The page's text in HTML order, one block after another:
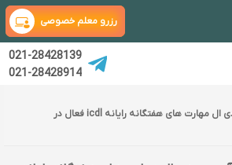
رزرو معلم خصوصی
021-28428139
021-28428914
مدرسه های آنلاین آی سی دی ال مهارت های هفتگانه رایانه icdl فعال در